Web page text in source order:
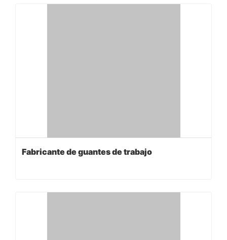
Fabricante de guantes de trabajo